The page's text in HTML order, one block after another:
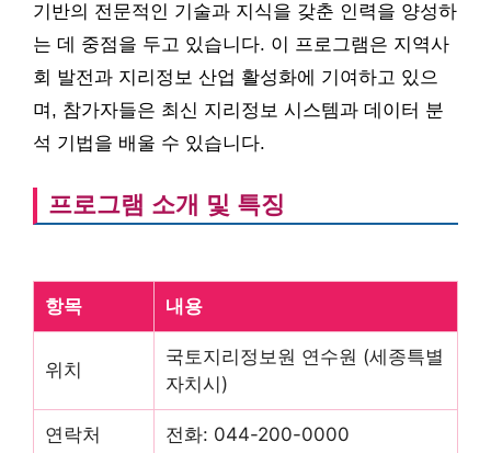
기반의 전문적인 기술과 지식을 갖춘 인력을 양성하
는 데 중점을 두고 있습니다. 이 프로그램은 지역사
회 발전과 지리정보 산업 활성화에 기여하고 있으
며, 참가자들은 최신 지리정보 시스템과 데이터 분
석 기법을 배울 수 있습니다.
프로그램 소개 및 특징
항목 내용
위치
국토지리정보원 연수원 (세종특별
자치시)
연락처 전화: 044-200-0000